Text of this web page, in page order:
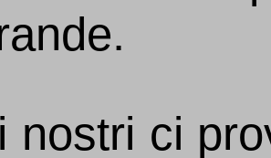
nostri ci